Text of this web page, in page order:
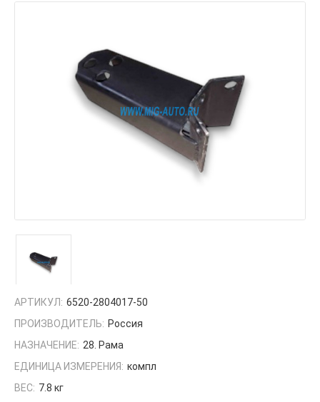
АРТИКУЛ: 6520-2804017-50
ПРОИЗВОДИТЕЛЬ: Россия
НАЗНАЧЕНИЕ: 28. Рама
ЕДИНИЦА ИЗМЕРЕНИЯ: компл
ВЕС: 7.8 кг